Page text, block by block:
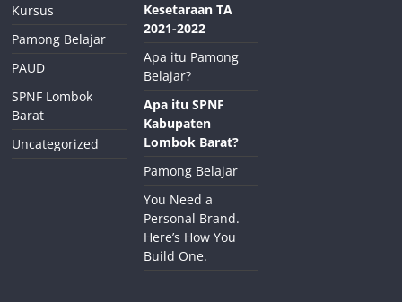
Kursus
Pamong Belajar
PAUD
SPNF Lombok
Barat
Uncategorized
Kesetaraan TA
2021-2022
Apa itu Pamong
Belajar?
Apa itu SPNF
Kabupaten
Lombok Barat?
Pamong Belajar
You Need a
Personal Brand.
Here’s How You
Build One.